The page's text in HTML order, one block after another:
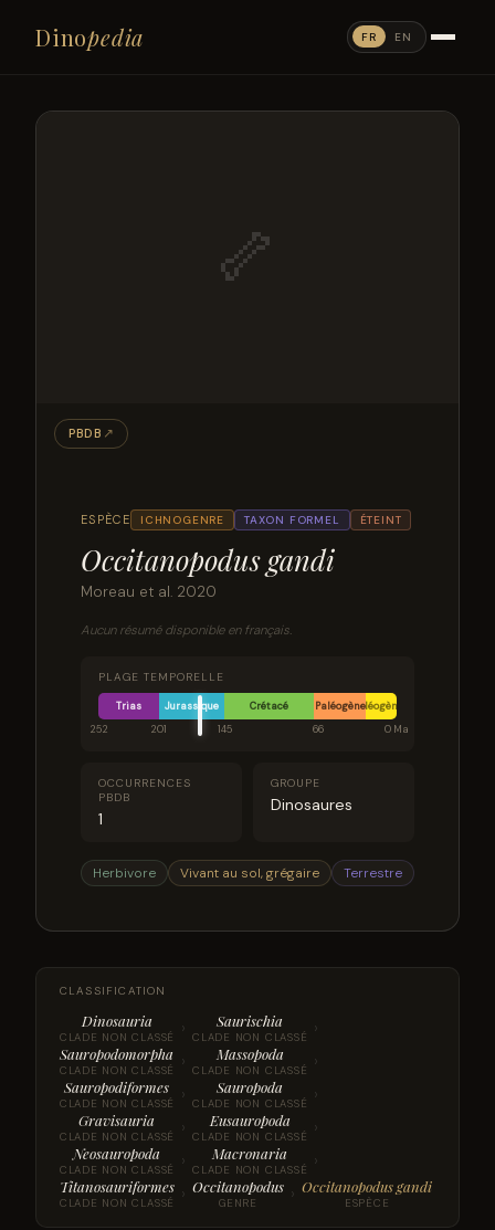
Dinopedia FR EN
ESPÈCE ICHNOGENRE TAXON FORMEL ÉTEINT
Occitanopodus gandi
Moreau et al. 2020
Aucun résumé disponible en français.
PLAGE TEMPORELLE
Trias Jurassique Crétacé PaléogèneNéogène
252
201 145 66 0 Ma
OCCURRENCES
PBDB
1
GROUPE
Dinosaures
Herbivore Vivant au sol, grégaire Terrestre
🦴
PBDB ↗
CLASSIFICATION
Dinosauria
CLADE NON CLASSÉ › Saurischia
CLADE NON CLASSÉ ›
Sauropodomorpha
CLADE NON CLASSÉ › Massopoda
CLADE NON CLASSÉ ›
Sauropodiformes
CLADE NON CLASSÉ › Sauropoda
CLADE NON CLASSÉ ›
Gravisauria
CLADE NON CLASSÉ › Eusauropoda
CLADE NON CLASSÉ ›
Neosauropoda
CLADE NON CLASSÉ › Macronaria
CLADE NON CLASSÉ ›
Titanosauriformes
CLADE NON CLASSÉ › Occitanopodus
GENRE › Occitanopodus gandi
ESPÈCE